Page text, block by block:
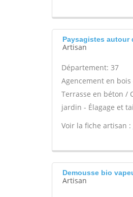
Paysagistes autour
Artisan
Département: 37
Agencement en
Terrasse en béton /
jardin - Élagage et
Voir la fiche artisan :
Demousse bio
Artisan